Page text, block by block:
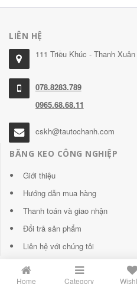
LIÊN HỆ
111 Triều Khúc - Thanh
078.8283.789
0965.68.68.11
cskh@tautochanh.com
BĂNG KEO CÔNG NGHIỆP
Giới thiệu
Hướng dẫn mua hàng
Thanh toán và giao nhận
Đổi trả sản phẩm
Liên hệ với chúng tôi
Home Category